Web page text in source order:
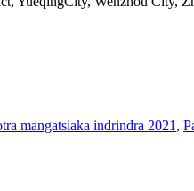
mangatsiaka indrindra 2021 ,